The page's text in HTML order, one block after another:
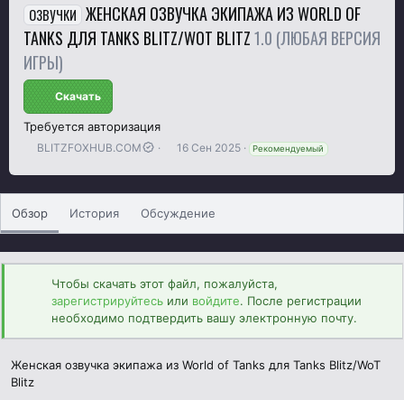
ОЗВУЧКИ ЖЕНСКАЯ ОЗВУЧКА ЭКИПАЖА ИЗ WORLD OF
TANKS ДЛЯ TANKS BLITZ/WOT BLITZ1.0 (ЛЮБАЯ ВЕРСИЯ
ИГРЫ)
Скачать
Требуется авторизация
А
т
о
р
BLITZFOXHUB.COM
Д
т
а
с
н
и
я
16 Сен 2025 Рекомендуемый
Обзор История Обсуждение
Чтобы скачать этот файл, пожалуйста,
зарегистрируйтесь или войдите. После регистрации
необходимо подтвердить вашу электронную почту.
Женская озвучка экипажа из World of Tanks для Tanks Blitz/WoT
Blitz